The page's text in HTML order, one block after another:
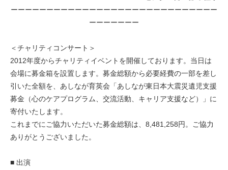
ーーーーーーーーーーーーーーーーーーーーーーーーーーーーー
ーーーーーーー
＜チャリティコンサート＞
2012年度からチャリティイベントを開催しております。当日は
会場に募金箱を設置します。募金総額から必要経費の一部を差し
引いた全額を、あしなが育英会「あしなが東日本大震災遺児支援
募金（心のケアプログラム、交流活動、キャリア支援など）」に
寄付いたします。
これまでにご協力いただいた募金総額は、8,481,258円。ご協力
ありがとうございました。
■ 出演